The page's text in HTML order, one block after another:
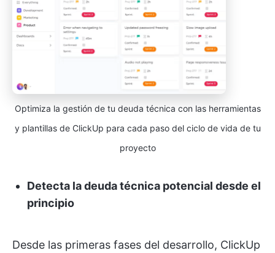
Optimiza la gestión de tu deuda técnica con las herramientas
y plantillas de ClickUp para cada paso del ciclo de vida de tu
proyecto
Detecta la deuda técnica potencial desde el
principio
Desde las primeras fases del desarrollo, ClickUp